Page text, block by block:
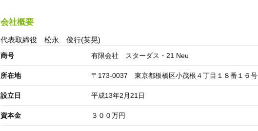
会社概要
代表取締役 松永 俊行(英晃)
商号 有限会社 スターダス・21 Neu
所在地 〒173-0037 東京都板橋区小茂根４丁目１８番１６号
設立日 平成13年2月21日
資本金 ３００万円